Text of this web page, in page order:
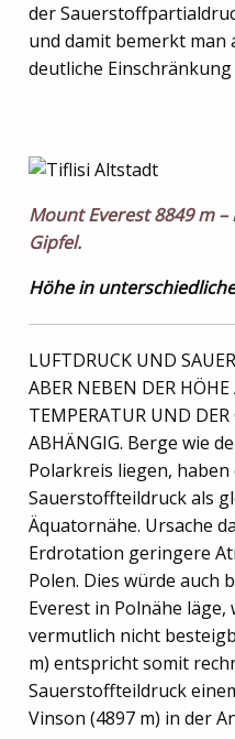
der
und damit bemerkt man
deutliche
Mount Everest 8849 m
Gipfel.
Höhe in
LUFTDRUCK UND
ABER NEBEN DER
TEMPERATUR UND DER
ABHÄNGIG. Berge wie
Polarkreis liegen,
Sauerstoffteildruck als
Äquatornähe. Ursache
Erdrotation geringere
Polen. Dies würde auch
Everest in Polnähe
vermutlich nicht
m) entspricht somit
Sauerstoffteildruck
Vinson (4897 m) in der